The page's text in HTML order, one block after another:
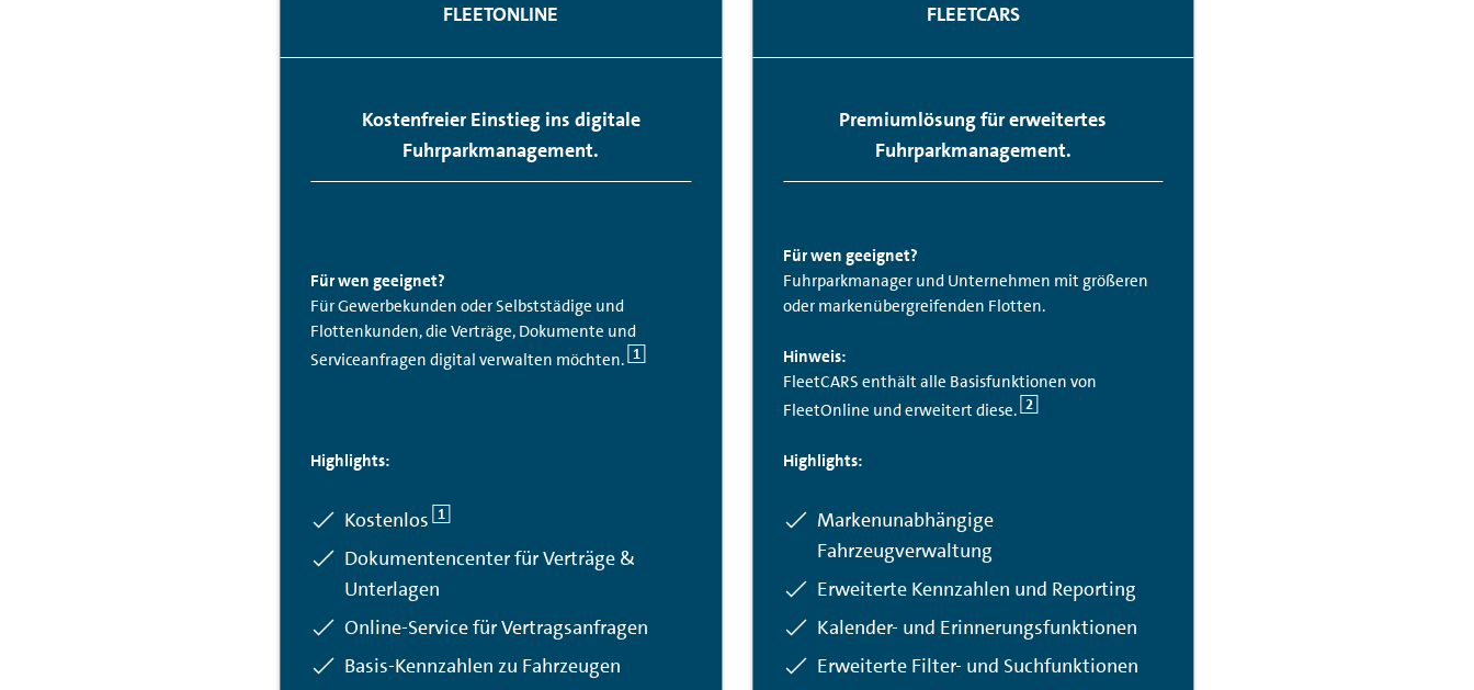
FLEETONLINE
Kostenfreier Einstieg ins digitale
Fuhrparkmanagement.
Für wen geeignet?
Für Gewerbekunden oder Selbststädige und
Flottenkunden, die Verträge, Dokumente und
Serviceanfragen digital verwalten möchten. 1
Highlights:
Enthalten:
Kostenlos 1
Enthalten:
Dokumentencenter für Verträge &
Unterlagen
Enthalten:
Online-Service für Vertragsanfragen
Enthalten:
Basis-Kennzahlen zu Fahrzeugen
FLEETCARS
Premiumlösung für erweitertes
Fuhrparkmanagement.
Für wen geeignet?
Fuhrparkmanager und Unternehmen mit größeren
oder markenübergreifenden Flotten.
Hinweis:
FleetCARS enthält alle Basisfunktionen von
FleetOnline und erweitert diese. 2
Highlights:
Enthalten:
Markenunabhängige
Fahrzeugverwaltung
Enthalten:
Erweiterte Kennzahlen und Reporting
Enthalten:
Kalender- und Erinnerungsfunktionen
Enthalten:
Erweiterte Filter- und Suchfunktionen